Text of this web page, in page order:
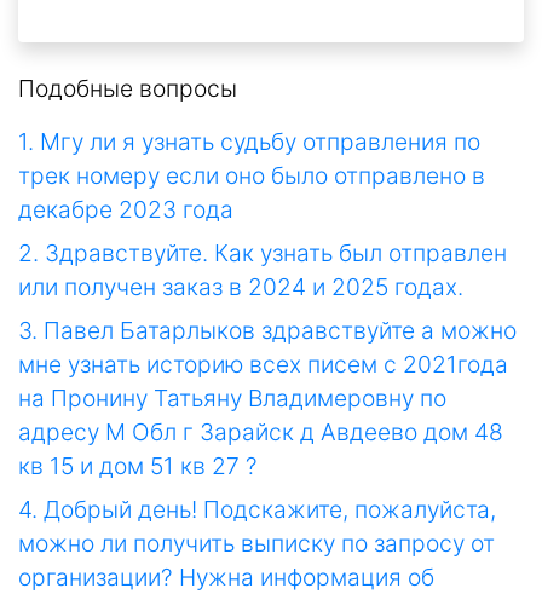
Подобные вопросы
1. Мгу ли я узнать судьбу отправления по
трек номеру если оно было отправлено в
декабре 2023 года
2. Здравствуйте. Как узнать был отправлен
или получен заказ в 2024 и 2025 годах.
3. Павел Батарлыков здравствуйте а можно
мне узнать историю всех писем с 2021года
на Пронину Татьяну Владимеровну по
адресу М Обл г Зарайск д Авдеево дом 48
кв 15 и дом 51 кв 27 ?
4. Добрый день! Подскажите, пожалуйста,
можно ли получить выписку по запросу от
организации? Нужна информация об